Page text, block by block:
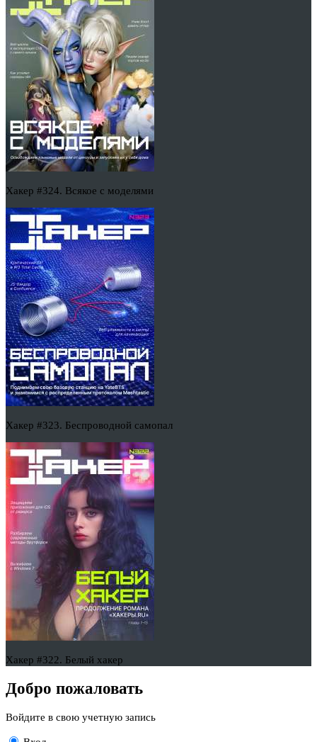
Хакер #324. Всякое с моделями
Хакер #323. Беспроводной самопал
Хакер #322. Белый хакер
Добро пожаловать
Войдите в свою учетную запись